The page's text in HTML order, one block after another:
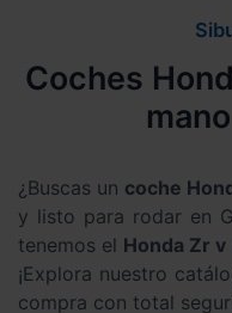
Coches
¿Buscas un coche
y listo para rodar en
tenemos el Honda Zr
¡Explora nuestro
compra con total